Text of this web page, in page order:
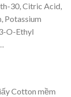
30, Citric Acid,
Potassium
O-Ethyl
Cotton mềm